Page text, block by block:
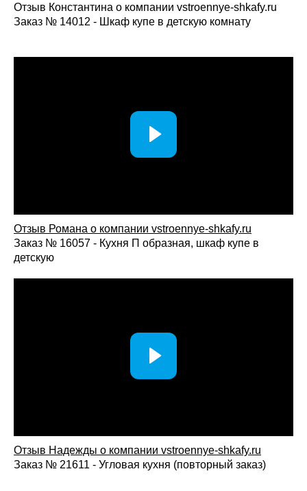
Отзыв Константина о компании vstroennye-shkafy.ru
Заказ № 14012 - Шкаф купе в детскую комнату
Отзыв Романа о компании vstroennye-shkafy.ru
Заказ № 16057 - Кухня П образная, шкаф купе в
детскую
Отзыв Надежды о компании vstroennye-shkafy.ru
Заказ № 21611 - Угловая кухня (повторный заказ)